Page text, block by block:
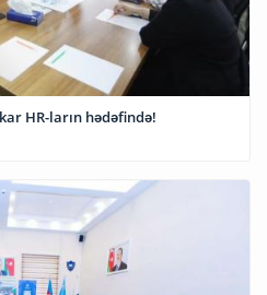
HR-ların hədəfində!